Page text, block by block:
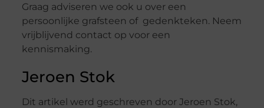
Graag adviseren we ook u over een
persoonlijke grafsteen of gedenkteken. Neem
vrijblijvend contact op voor een
kennismaking.
Jeroen Stok
Dit artikel werd geschreven door Jeroen Stok,